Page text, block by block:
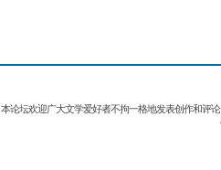
本论坛欢迎广大文学爱好者不拘一格地发表创作和评